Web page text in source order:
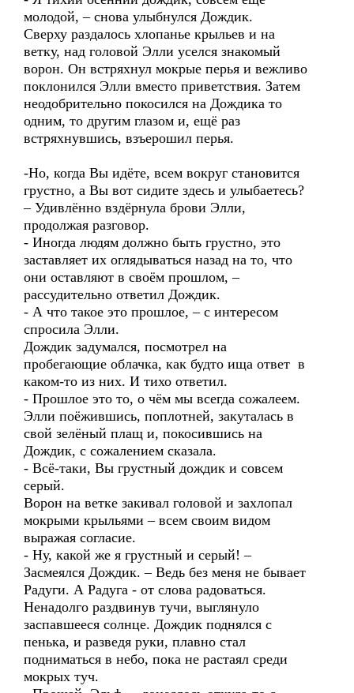
молодой, – снова улыбнулся Дождик.
Сверху раздалось хлопанье крыльев и на
ветку, над головой Элли уселся знакомый
ворон. Он встряхнул мокрые перья и вежливо
поклонился Элли вместо приветствия. Затем
неодобрительно покосился на Дождика то
одним, то другим глазом и, ещё раз
встряхнувшись, взъерошил перья.
-Но, когда Вы идёте, всем вокруг становится
грустно, а Вы вот сидите здесь и улыбаетесь?
– Удивлённо вздёрнула брови Элли,
продолжая разговор.
- Иногда людям должно быть грустно, это
заставляет их оглядываться назад на то, что
они оставляют в своём прошлом, –
рассудительно ответил Дождик.
- А что такое это прошлое, – с интересом
спросила Элли.
Дождик задумался, посмотрел на
пробегающие облачка, как будто ища ответ в
каком-то из них. И тихо ответил.
- Прошлое это то, о чём мы всегда сожалеем.
Элли поёжившись, поплотней, закуталась в
свой зелёный плащ и, покосившись на
Дождик, с сожалением сказала.
- Всё-таки, Вы грустный дождик и совсем
серый.
Ворон на ветке закивал головой и захлопал
мокрыми крыльями – всем своим видом
выражая согласие.
- Ну, какой же я грустный и серый! –
Засмеялся Дождик. – Ведь без меня не бывает
Радуги. А Радуга - от слова радоваться.
Ненадолго раздвинув тучи, выглянуло
заспавшееся солнце. Дождик поднялся с
пенька, и разведя руки, плавно стал
подниматься в небо, пока не растаял среди
мокрых туч.